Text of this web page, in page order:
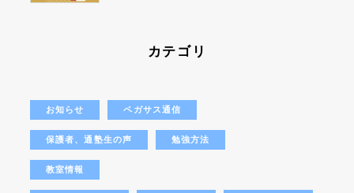
カテゴリ
お知らせ ペガサス通信
保護者、通塾生の声 勉強方法
教室情報